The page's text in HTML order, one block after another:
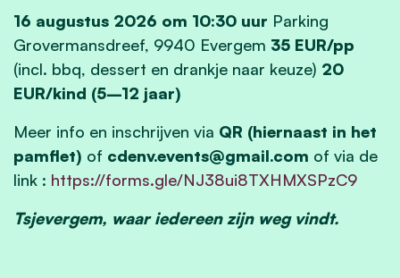
16 augustus 2026 om 10:30 uur Parking
Grovermansdreef, 9940 Evergem 35 EUR/pp
(incl. bbq, dessert en drankje naar keuze) 20
EUR/kind (5–12 jaar)
Meer info en inschrijven via QR (hiernaast in het
pamflet) of cdenv.events@gmail.com of via de
link : https://forms.gle/NJ38ui8TXHMXSPzC9
Tsjevergem, waar iedereen zijn weg vindt.